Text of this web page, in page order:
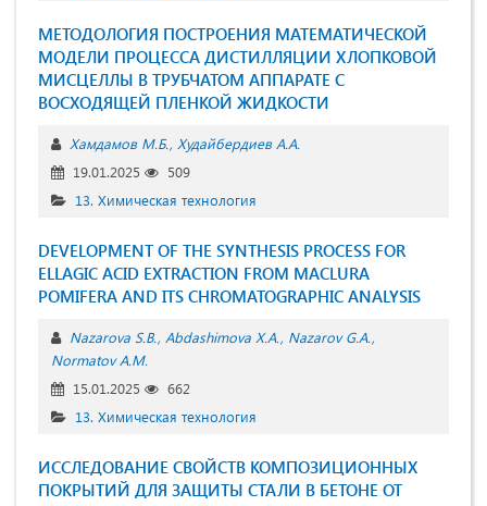
МЕТОДОЛОГИЯ ПОСТРОЕНИЯ МАТЕМАТИЧЕСКОЙ
МОДЕЛИ ПРОЦЕССА ДИСТИЛЛЯЦИИ ХЛОПКОВОЙ
МИСЦЕЛЛЫ В ТРУБЧАТОМ АППАРАТЕ С
ВОСХОДЯЩЕЙ ПЛЕНКОЙ ЖИДКОСТИ
Хамдамов М.Б. Худайбердиев А.А.
19.01.2025
509
13. Химическая технология
DEVELOPMENT OF THE SYNTHESIS PROCESS FOR
ELLAGIC ACID EXTRACTION FROM MACLURA
POMIFERA AND ITS CHROMATOGRAPHIC ANALYSIS
Nazarova S.B. Abdashimova X.A. Nazarov G.A.
Normatov A.M.
15.01.2025
662
13. Химическая технология
ИССЛЕДОВАНИЕ СВОЙСТВ КОМПОЗИЦИОННЫХ
ПОКРЫТИЙ ДЛЯ ЗАЩИТЫ СТАЛИ В БЕТОНЕ ОТ